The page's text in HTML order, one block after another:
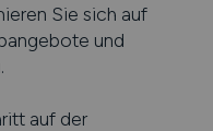
Sie sich auf
und
.
auf der